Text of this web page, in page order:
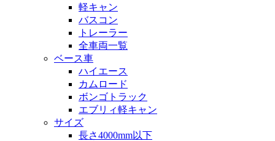
軽キャン
バスコン
トレーラー
全車両一覧
ベース車
ハイエース
カムロード
ボンゴトラック
エブリィ軽キャン
サイズ
長さ4000mm以下